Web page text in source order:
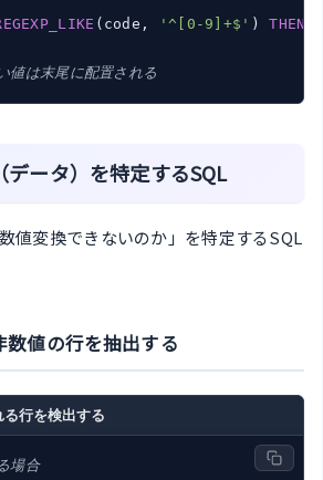
(code, '^[0-9]+$' ) THEN
は末尾に配置される
データ）を特定するSQL
値変換できないのか」を特定するSQL
数値の行を抽出する
行を検出する
場合